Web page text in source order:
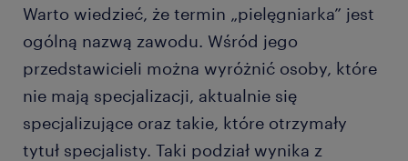
Warto wiedzieć, że termin „pielęgniarka” jest
ogólną nazwą zawodu. Wśród jego
przedstawicieli można wyróżnić osoby, które
nie mają specjalizacji, aktualnie się
specjalizujące oraz takie, które otrzymały
tytuł specjalisty. Taki podział wynika z